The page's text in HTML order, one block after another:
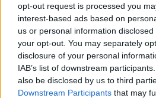
opt-out request is processed you
interest-based ads based on
us or personal information
your opt-out. You may separately
disclosure of your personal
IAB’s list of downstream
also be disclosed by us to third
Downstream Participants that may